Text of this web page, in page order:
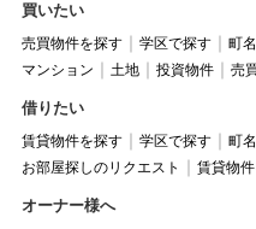
買いたい
売買物件を探す 学区で探す 町
マンション
土地 投資物件 売
借りたい
賃貸物件を探す 学区で探す 町
お部屋探しのリクエスト
賃貸物
オーナー様へ